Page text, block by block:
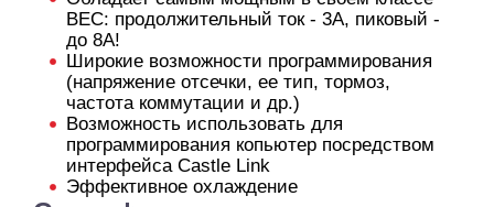
BEC: продолжительный ток - 3А, пиковый -
до 8А!
Широкие возможности программирования
(напряжение отсечки, ее тип, тормоз,
частота коммутации и др.)
Возможность использовать для
программирования копьютер посредством
интерфейса Castle Link
Эффективное охлаждение